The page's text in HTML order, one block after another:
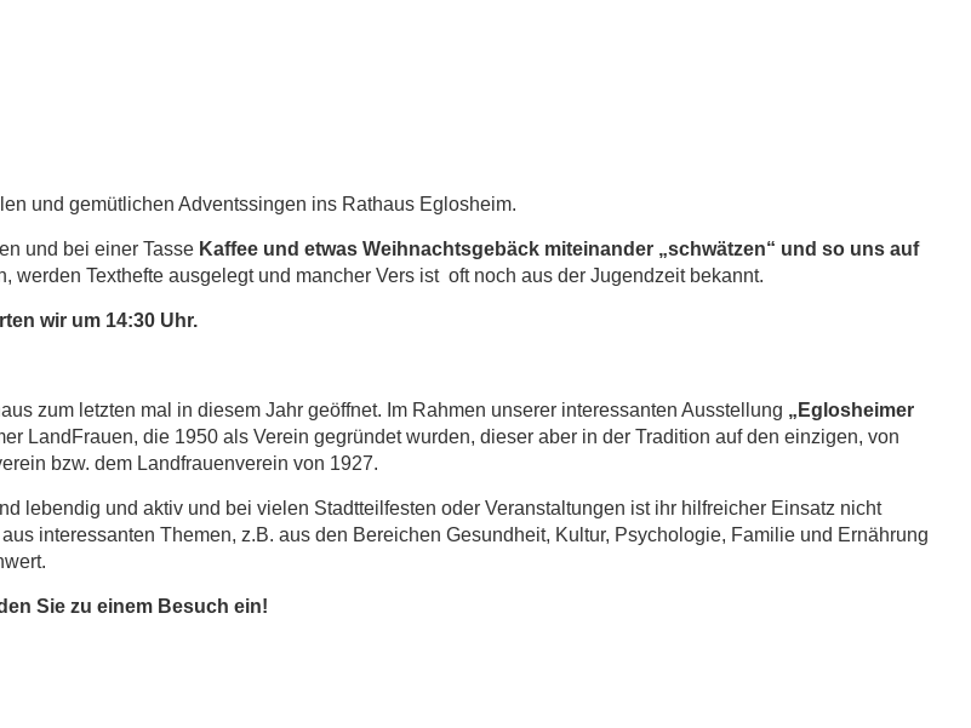
und gemütlichen Adventssingen ins Rathaus Eglosheim.
und bei einer Tasse Kaffee und etwas Weihnachtsgebäck miteinander „schwätzen“ und so uns auf
werden Texthefte ausgelegt und mancher Vers ist oft noch aus der Jugendzeit bekannt.
wir um 14:30 Uhr.
zum letzten mal in diesem Jahr geöffnet. Im Rahmen unserer interessanten Ausstellung „Eglosheimer
LandFrauen, die 1950 als Verein gegründet wurden, dieser aber in der Tradition auf den einzigen, von
bzw. dem Landfrauenverein von 1927.
lebendig und aktiv und bei vielen Stadtteilfesten oder Veranstaltungen ist ihr hilfreicher Einsatz nicht
interessanten Themen, z.B. aus den Bereichen Gesundheit, Kultur, Psychologie, Familie und Ernährung
Sie zu einem Besuch ein!